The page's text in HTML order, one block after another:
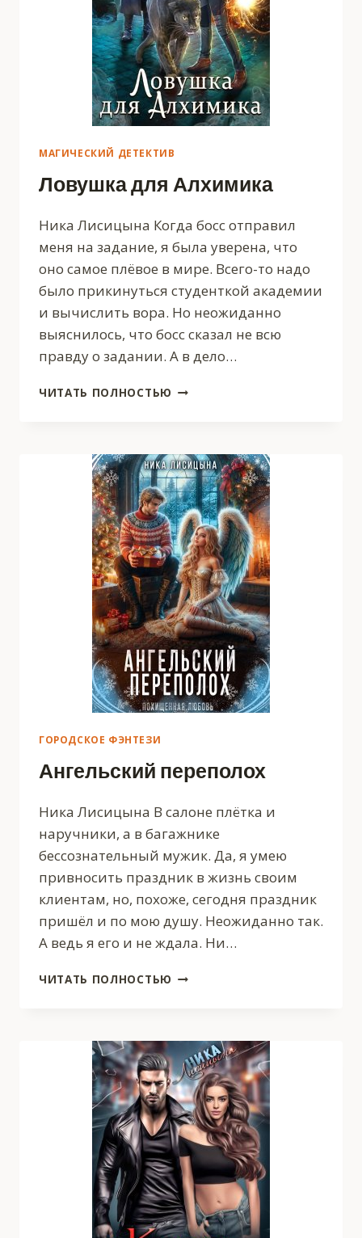
МАГИЧЕСКИЙ ДЕТЕКТИВ
Ловушка для Алхимика
Ника Лисицына Когда босс отправил
меня на задание, я была уверена, что
оно самое плёвое в мире. Всего-то надо
было прикинуться студенткой академии
и вычислить вора. Но неожиданно
выяснилось, что босс сказал не всю
правду о задании. А в дело…
ЧИТАТЬ ПОЛНОСТЬЮ ЛОВУШКА
ГОРОДСКОЕ ФЭНТЕЗИ
Ангельский переполох
Ника Лисицына В салоне плётка и
наручники, а в багажнике
бессознательный мужик. Да, я умею
привносить праздник в жизнь своим
клиентам, но, похоже, сегодня праздник
пришёл и по мою душу. Неожиданно так.
А ведь я его и не ждала. Ни…
ЧИТАТЬ ПОЛНОСТЬЮ АНГЕЛЬСКИЙ